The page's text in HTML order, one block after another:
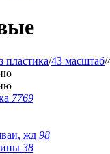
пластика/43 масштаб/
7769
жд 98
38